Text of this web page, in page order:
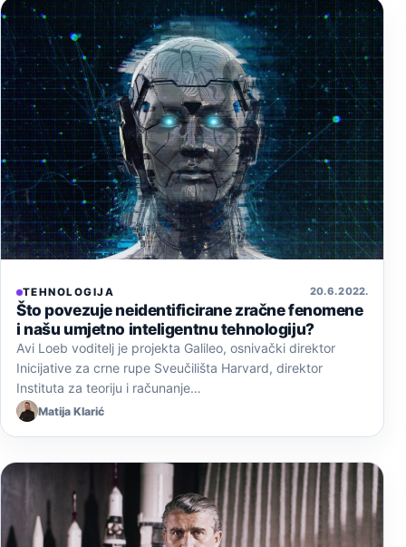
TEHNOLOGIJA 20. 6. 2022.
Što povezuje neidentificirane zračne fenomene
i našu umjetno inteligentnu tehnologiju?
Avi Loeb voditelj je projekta Galileo, osnivački direktor
Inicijative za crne rupe Sveučilišta Harvard, direktor
Instituta za teoriju i računanje…
Matija Klarić